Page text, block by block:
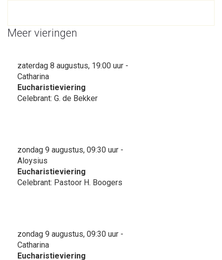
Meer vieringen
zaterdag 8 augustus, 19:00 uur -
Catharina
Eucharistieviering
Celebrant: G. de Bekker
zondag 9 augustus, 09:30 uur -
Aloysius
Eucharistieviering
Celebrant: Pastoor H. Boogers
zondag 9 augustus, 09:30 uur -
Catharina
Eucharistieviering